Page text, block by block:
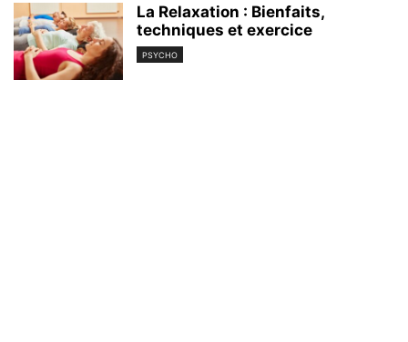
La Relaxation : Bienfaits,
techniques et exercice
PSYCHO